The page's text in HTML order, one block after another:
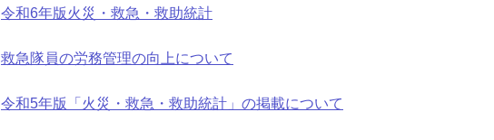
令和6年版火災・救急・救助統計
救急隊員の労務管理の向上について
令和5年版「火災・救急・救助統計」の掲載について